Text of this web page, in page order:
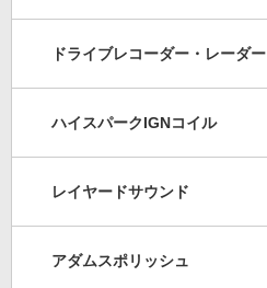
ドライブレコーダー・レーダー
ハイスパークIGNコイル
レイヤードサウンド
アダムスポリッシュ